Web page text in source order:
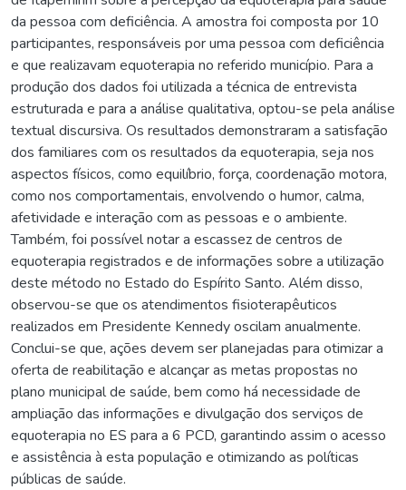
da pessoa com deficiência. A amostra foi composta por 10
participantes, responsáveis por uma pessoa com deficiência
e que realizavam equoterapia no referido município. Para a
produção dos dados foi utilizada a técnica de entrevista
estruturada e para a análise qualitativa, optou-se pela análise
textual discursiva. Os resultados demonstraram a satisfação
dos familiares com os resultados da equoterapia, seja nos
aspectos físicos, como equilíbrio, força, coordenação motora,
como nos comportamentais, envolvendo o humor, calma,
afetividade e interação com as pessoas e o ambiente.
Também, foi possível notar a escassez de centros de
equoterapia registrados e de informações sobre a utilização
deste método no Estado do Espírito Santo. Além disso,
observou-se que os atendimentos fisioterapêuticos
realizados em Presidente Kennedy oscilam anualmente.
Conclui-se que, ações devem ser planejadas para otimizar a
oferta de reabilitação e alcançar as metas propostas no
plano municipal de saúde, bem como há necessidade de
ampliação das informações e divulgação dos serviços de
equoterapia no ES para a 6 PCD, garantindo assim o acesso
e assistência à esta população e otimizando as políticas
públicas de saúde.